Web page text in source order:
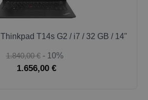
Thinkpad T14s G2 / i7 / 32 GB / 14"
1.840,00 € - 10%
1.656,00 €